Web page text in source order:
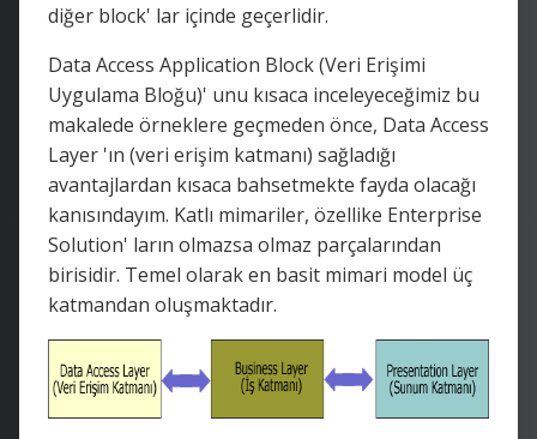
diğer block' lar içinde geçerlidir.
Data Access Application Block (Veri Erişimi
Uygulama Bloğu)' unu kısaca inceleyeceğimiz bu
makalede örneklere geçmeden önce, Data Access
Layer 'ın (veri erişim katmanı) sağladığı
avantajlardan kısaca bahsetmekte fayda olacağı
kanısındayım. Katlı mimariler, özellike Enterprise
Solution' ların olmazsa olmaz parçalarından
birisidir. Temel olarak en basit mimari model üç
katmandan oluşmaktadır.